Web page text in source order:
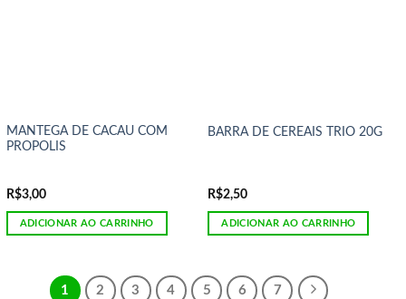
MANTEGA DE CACAU COM
PROPOLIS
R$3,00
ADICIONAR AO CARRINHO
BARRA DE CEREAIS TRIO 20G
R$2,50
ADICIONAR AO CARRINHO
1 2 3 4 5 6 7